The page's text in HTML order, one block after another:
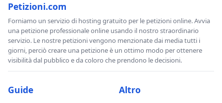
Petizioni.com
Forniamo un servizio di hosting gratuito per le petizioni online. Avvia
una petizione professionale online usando il nostro straordinario
servizio. Le nostre petizioni vengono menzionate dai media tutti i
giorni, perciò creare una petizione è un ottimo modo per ottenere
visibilità dal pubblico e da coloro che prendono le decisioni.
Guide Altro